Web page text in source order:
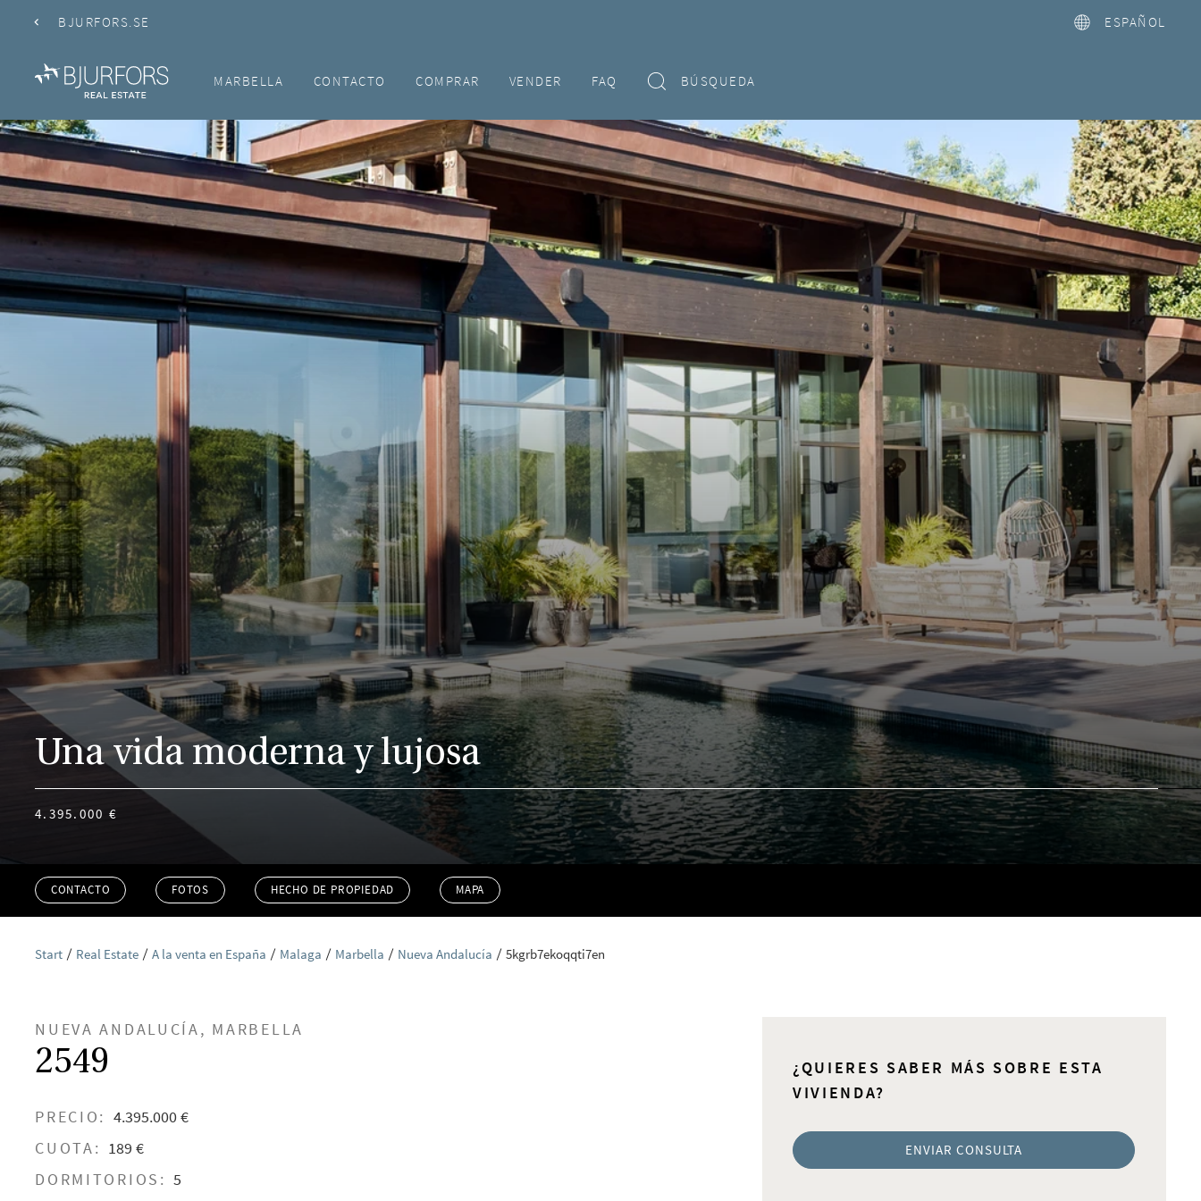
BJURFORS.SE ESPAÑOL
MARBELLA CONTACTO COMPRAR VENDER FAQ BÚSQUEDA
Una vida moderna y lujosa
4.395.000 €
CONTACTO FOTOS HECHO DE PROPIEDAD MAPA
Start Real Estate A la venta en España Malaga Marbella Nueva Andalucía 5kgrb7ekoqqti7en
NUEVA ANDALUCÍA, MARBELLA
2549
PRECIO: 4.395.000 €
CUOTA: 189 €
DORMITORIOS: 5
¿QUIERES SABER MÁS SOBRE ESTA
VIVIENDA?
ENVIAR CONSULTA